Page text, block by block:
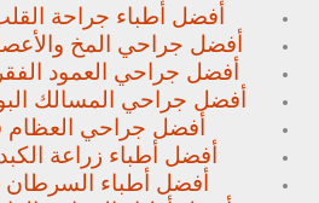
أفضل أطباء جراحة
أفضل جراحي المخ
أفضل جراحي العمود
أفضل جراحي المسالك
أفضل جراحي العظام
أفضل أطباء زراعة
أفضل أطباء السرطان